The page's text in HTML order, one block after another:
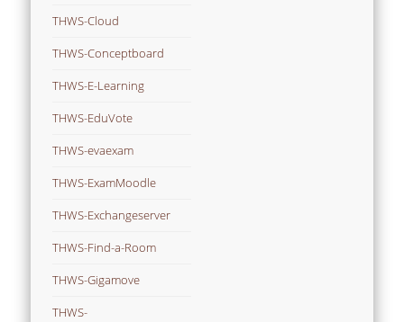
THWS-Cloud
THWS-Conceptboard
THWS-E-Learning
THWS-EduVote
THWS-evaexam
THWS-ExamMoodle
THWS-Exchangeserver
THWS-Find-a-Room
THWS-Gigamove
THWS-